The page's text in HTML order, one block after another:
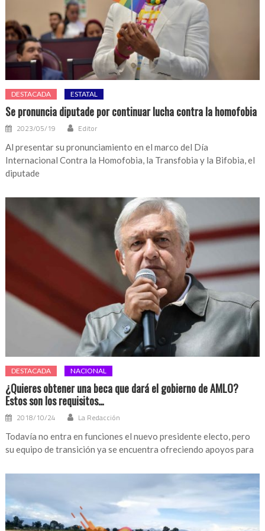
DESTACADA ESTATAL
Se pronuncia diputade por continuar lucha contra la homofobia
2023/05/19 Editor
Al presentar su pronunciamiento en el marco del Día
Internacional Contra la Homofobia, la Transfobia y la Bifobia, el
diputade
DESTACADA NACIONAL
¿Quieres obtener una beca que dará el gobierno de AMLO?
Estos son los requisitos…
2018/10/24 La Redacción
Todavía no entra en funciones el nuevo presidente electo, pero
su equipo de transición ya se encuentra ofreciendo apoyos para